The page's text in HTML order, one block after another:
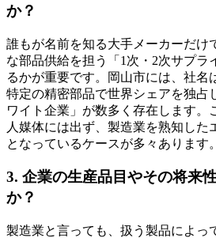
か？
誰もが名前を知る大手メーカーだけ
な部品供給を担う「1次・2次サプラ
るかが重要です。岡山市には、社名
特定の精密部品で世界シェアを独占
ワイト企業」が数多く存在します。
人媒体には出ず、製造業を熟知した
となっているケースが多々あります。
3. 企業の生産品目やその将来
か？
製造業と言っても、扱う製品によっ